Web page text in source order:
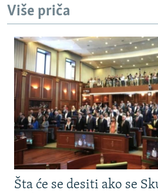
Više priča
Šta će se desiti ako se